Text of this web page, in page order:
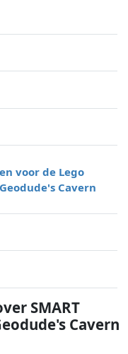
voor de Lego
Cavern
SMART
Cavern